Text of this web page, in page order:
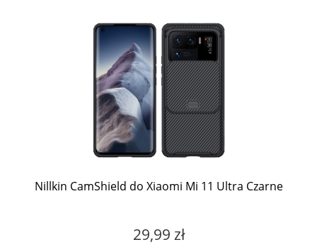
Nillkin CamShield do Xiaomi Mi 11 Ultra Czarne
29,99 zł